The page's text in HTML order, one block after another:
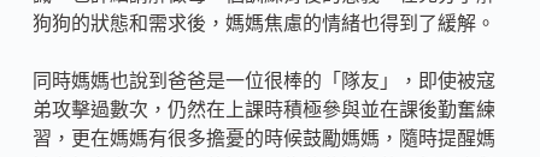
狗狗的狀態和需求後，媽媽焦慮的情緒也得到了緩解。
同時媽媽也說到爸爸是一位很棒的「隊友」，即使被寇
弟攻擊過數次，仍然在上課時積極參與並在課後勤奮練
習，更在媽媽有很多擔憂的時候鼓勵媽媽，隨時提醒媽